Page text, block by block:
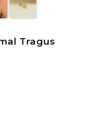
Tragus